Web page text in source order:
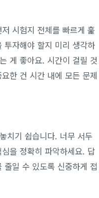
시험지 전체를 빠르게 훑
투자해야 할지 미리 생각하
게 좋아요. 시간이 걸릴 것
한 건 시간 내에 모든 문제
치기 쉽습니다. 너무 서두
을 정확히 파악하세요. 답
일 수 있도록 신중하게 접